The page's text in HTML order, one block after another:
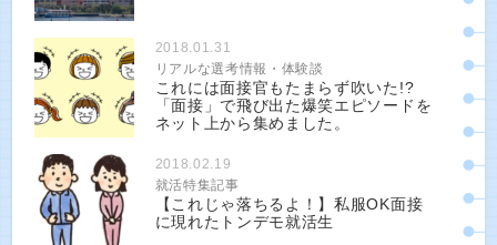
2018.01.31
リアルな選考情報・体験談
これには面接官もたまらず吹いた!?
「面接」で飛び出た爆笑エピソードを
ネット上から集めました。
2018.02.19
就活特集記事
【これじゃ落ちるよ！】私服OK面接
に現れたトンデモ就活生